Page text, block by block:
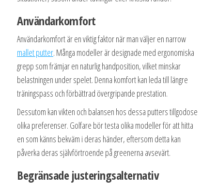
Användarkomfort
Användarkomfort är en viktig faktor när man väljer en narrow
mallet putter. Många modeller är designade med ergonomiska
grepp som främjar en naturlig handposition, vilket minskar
belastningen under spelet. Denna komfort kan leda till längre
träningspass och förbättrad övergripande prestation.
Dessutom kan vikten och balansen hos dessa putters tillgodose
olika preferenser. Golfare bör testa olika modeller för att hitta
en som känns bekväm i deras händer, eftersom detta kan
påverka deras självförtroende på greenerna avsevärt.
Begränsade justeringsalternativ